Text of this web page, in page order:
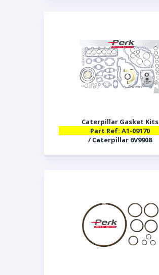
Caterpillar Gasket Kits
Part Ref: A1-09170
/ Caterpillar 6V9908